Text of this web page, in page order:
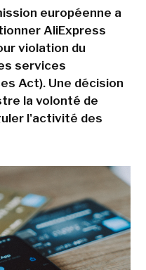
européenne a
AliExpress
violation du
services
Act). Une décision
la volonté de
l'activité des